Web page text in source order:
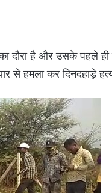
दौरा है और उसके पहले ही
से हमला कर दिनदहाड़े